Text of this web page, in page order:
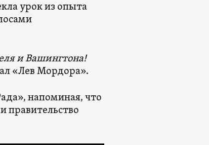
урок из опыта
и Вашингтона!
«Лев Мордора».
напоминая, что
правительство